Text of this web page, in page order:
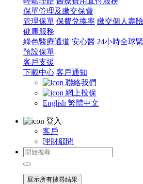
保單管理及繳交保費
管理保單 保費兌換率 繳交個人壽
健康服務
綠色醫療通道 安心醫 24小時全球
預設保單
客戶支援
下載中心 客戶通知
聯絡我們
網上投保
English 繁體中文
登入
客戶
理財顧問
展示所有搜尋結果